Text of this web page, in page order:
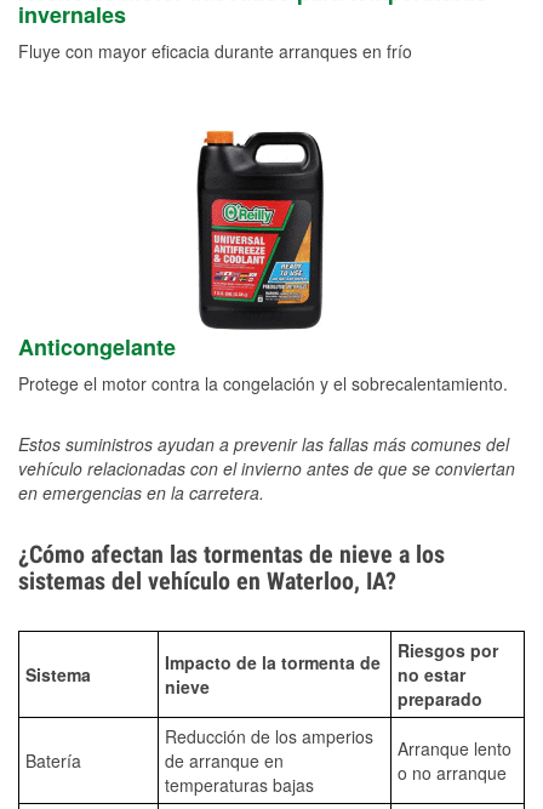
invernales
Fluye con mayor eficacia durante arranques en frío
Anticongelante
Protege el motor contra la congelación y el sobrecalentamiento.
Estos suministros ayudan a prevenir las fallas más comunes del
vehículo relacionadas con el invierno antes de que se conviertan
en emergencias en la carretera.
¿Cómo afectan las tormentas de nieve a los
sistemas del vehículo en Waterloo, IA?
Sistema
Impacto de la tormenta de
nieve
Riesgos por
no estar
preparado
Batería
Reducción de los amperios
de arranque en
temperaturas bajas
Arranque lento
o no arranque